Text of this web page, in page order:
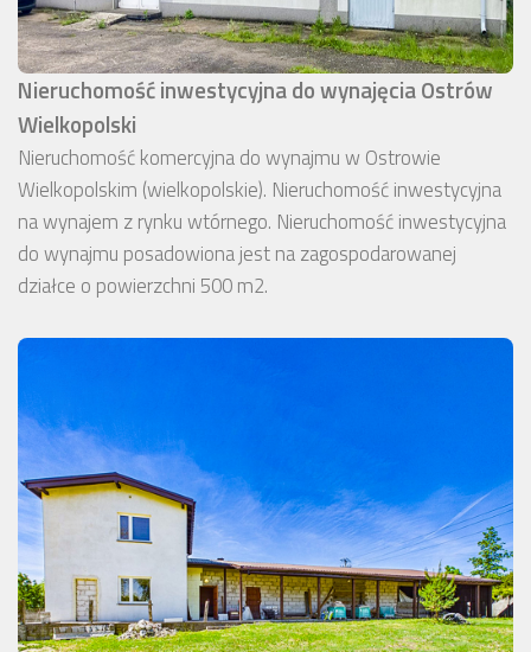
Nieruchomość inwestycyjna do wynajęcia Ostrów
Wielkopolski
Nieruchomość komercyjna do wynajmu w Ostrowie
Wielkopolskim (wielkopolskie). Nieruchomość inwestycyjna
na wynajem z rynku wtórnego. Nieruchomość inwestycyjna
do wynajmu posadowiona jest na zagospodarowanej
działce o powierzchni 500 m2.